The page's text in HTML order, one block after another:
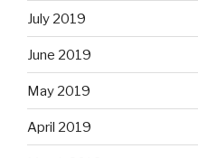
July 2019
June 2019
May 2019
April 2019